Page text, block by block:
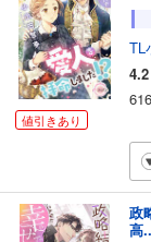
値引きあり
TL
4.2
政
高